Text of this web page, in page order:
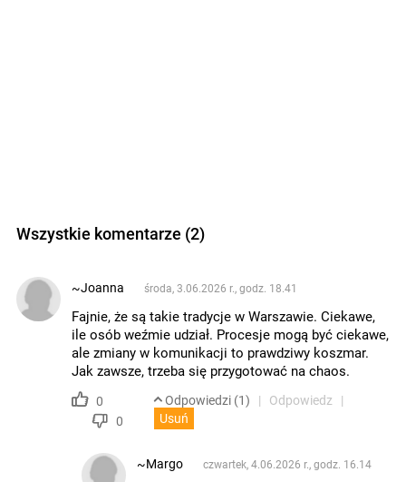
Wszystkie komentarze (2)
~Joanna środa, 3.06.2026 r., godz. 18.41
Fajnie, że są takie tradycje w Warszawie. Ciekawe,
ile osób weźmie udział. Procesje mogą być ciekawe,
ale zmiany w komunikacji to prawdziwy koszmar.
Jak zawsze, trzeba się przygotować na chaos.
0
0
Odpowiedzi (1)
Odpowiedz
Usuń
~Margo czwartek, 4.06.2026 r., godz. 16.14